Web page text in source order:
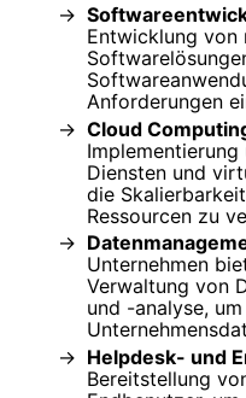
Entwicklung von
Anforderungen
Cloud
Diensten und
die
Ressourcen zu
Unternehmen
Verwaltung von
und -analyse,
Helpdesk- und
Bereitstellung